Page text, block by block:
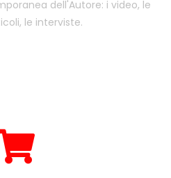
dell'Autore: i video, le
le interviste.